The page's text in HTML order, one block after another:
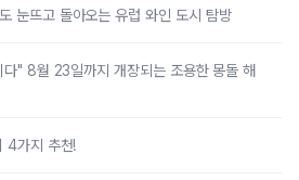
눈뜨고 돌아오는 유럽 와인 도시 탐방
" 8월 23일까지 개장되는 조용한 몽돌 해
4가지 추천!